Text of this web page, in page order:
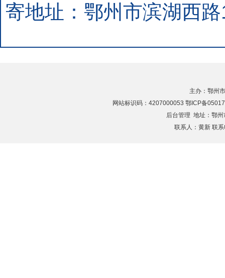
寄地址：鄂州市滨湖西
主办：鄂州
网站标识码：4207000053 鄂ICP备
后台管理 地址：鄂
联系人：黄新 联